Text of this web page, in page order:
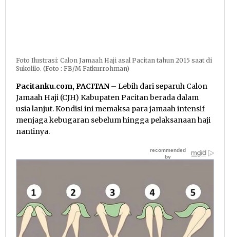
Foto Ilustrasi: Calon Jamaah Haji asal Pacitan tahun 2015 saat di
Sukolilo. (Foto : FB/M Fatkurrohman)
Pacitanku.com, PACITAN – Lebih dari separuh Calon
Jamaah Haji (CJH) Kabupaten Pacitan berada dalam
usia lanjut. Kondisi ini memaksa para jamaah intensif
menjaga kebugaran sebelum hingga pelaksanaan haji
nantinya.